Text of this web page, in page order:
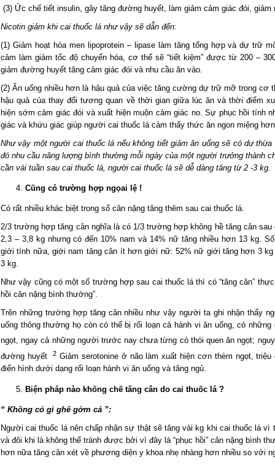
(3) Ức chế tiết insulin, gây tăng đường huyết, làm giảm cảm giác đói, giảm
Nicotin giảm khi cai thuốc lá như vậy sẽ dẫn đến:
(1) Giảm hoạt hóa men lipoprotein – lipase làm tăng tổng hợp và dự trữ
cảm làm giảm tốc độ chuyển hóa, cơ thể sẽ “tiết kiệm” được từ 200 –
giảm đường huyết tăng cảm giác đói và nhu cầu ăn vào.
(2) Ăn uống nhiều hơn là hậu quả của việc tăng cường dự trữ mỡ trong cơ
hậu quả của thay đổi tương quan về thời gian giữa lúc ăn và thời điểm
hiện sớm cảm giác đói và xuất hiện muộn cảm giác no. Sự phục hồi tính
giác và khứu giác giúp người cai thuốc lá cảm thấy thức ăn ngon miệng
Như vậy một người cai thuốc lá nếu không tiết giảm ăn uống sẽ có dư
đó nhu cầu năng lượng bình thường mỗi ngày của một người trưởng thành
cần vài tuần sau cai thuốc lá, người cai thuốc lá sẽ dễ dàng tăng từ 2 -3 kg.
Cũng có trường hợp ngọai lệ !
Có rất nhiều khác biệt trong số cân nặng tăng thêm sau cai thuốc lá.
2/3 trường hợp tăng cân nghĩa là có 1/3 trường hợp không hề tăng cân sau
2,3 – 3,8 kg nhưng có đến 10% nam và 14% nữ tăng nhiều hơn 13 kg.
giới tính nữa, giới nam tăng cân ít hơn giới nữ: 52% nữ giới tăng hơn 3
3 kg.
Như vậy cũng có một số trường hợp sau cai thuốc lá thì có “tăng cân”
hồi cân nặng bình thường”.
Trên những trường hợp tăng cân nhiều như vậy người ta ghi nhận thấy
uống thông thường họ còn có thể bị rối loạn cả hành vi ăn uống, có
ngọt, ngay cả những người trước nay chưa từng có thói quen ăn ngọt;
đường huyết2 Giảm serotonine ở não làm xuất hiện cơn thèm ngọt,
điển hình dưới dạng rối loạn hành vi ăn uống và tăng ngủ.
Biện pháp nào khống chế tăng cân do cai thuốc lá ?
“ Không có gì ghê gớm cả ”:
Người cai thuốc lá nên chấp nhận sự thật sẽ tăng vài kg khi cai thuốc lá vì
và đôi khi là không thể tránh được bởi vì đây là “phục hồi” cân nặng bình
hơn nữa tăng cân xét về phương diện y khoa nhẹ nhàng hơn nhiều so với